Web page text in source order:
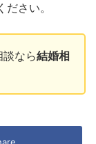
ださい。
なら結婚相